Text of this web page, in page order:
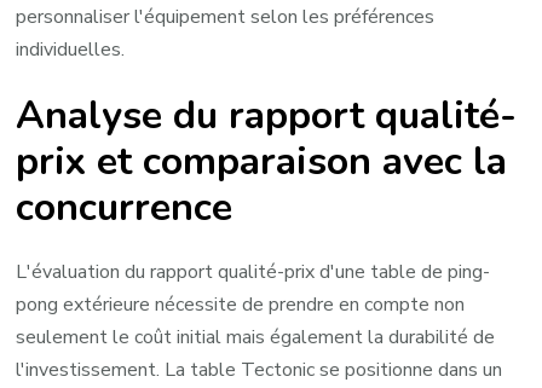
personnaliser l'équipement selon les préférences
individuelles.
Analyse du rapport qualité-
prix et comparaison avec la
concurrence
L'évaluation du rapport qualité-prix d'une table de ping-
pong extérieure nécessite de prendre en compte non
seulement le coût initial mais également la durabilité de
l'investissement. La table Tectonic se positionne dans un